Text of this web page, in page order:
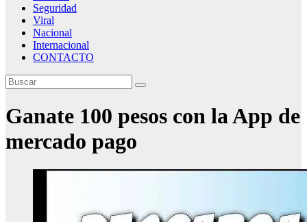
Seguridad
Viral
Nacional
Internacional
CONTACTO
Ganate 100 pesos con la App de
mercado pago